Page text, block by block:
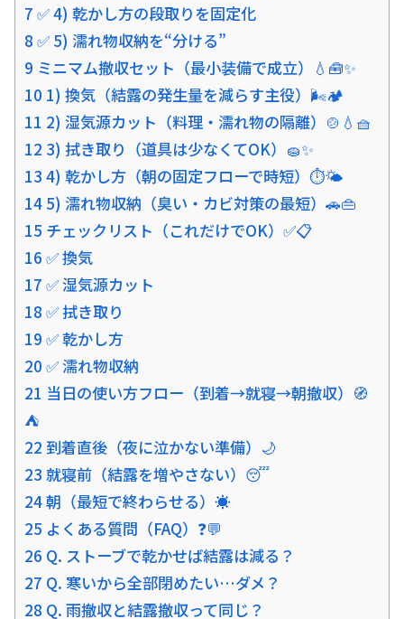
7 ✅ 4) 乾かし方の段取りを固定化
8 ✅ 5) 濡れ物収納を“分ける”
9 ミニマム撤収セット（最小装備で成立）💧🧰✨
10 1) 換気（結露の発生量を減らす主役）🌬️🏕️
11 2) 湿気源カット（料理・濡れ物の隔離）🍲💧🧺
12 3) 拭き取り（道具は少なくてOK）🧽✨
13 4) 乾かし方（朝の固定フローで時短）⏱️🌤️
14 5) 濡れ物収納（臭い・カビ対策の最短）🚗👜
15 チェックリスト（これだけでOK）✅📋
16 ✅ 換気
17 ✅ 湿気源カット
18 ✅ 拭き取り
19 ✅ 乾かし方
20 ✅ 濡れ物収納
21 当日の使い方フロー（到着→就寝→朝撤収）🧭
⛺
22 到着直後（夜に泣かない準備）🌙
23 就寝前（結露を増やさない）😴
24 朝（最短で終わらせる）☀️
25 よくある質問（FAQ）❓💬
26 Q. ストーブで乾かせば結露は減る？
27 Q. 寒いから全部閉めたい…ダメ？
28 Q. 雨撤収と結露撤収って同じ？